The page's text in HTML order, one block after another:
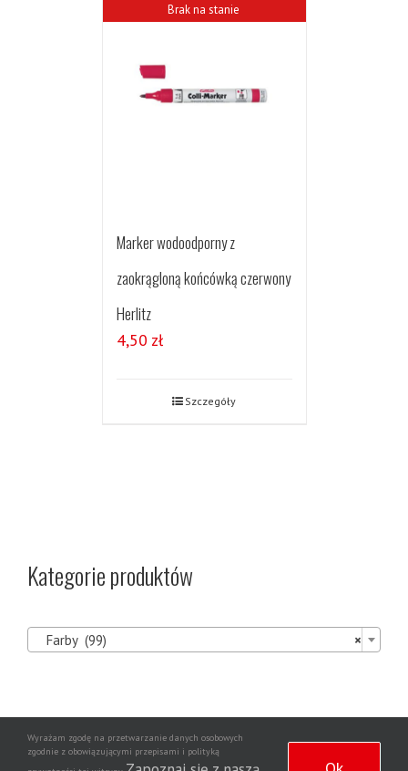
Brak na stanie
Marker wodoodporny z
zaokrągloną końcówką czerwony
Herlitz
4,50 zł
Szczegóły
Kategorie produktów
×
Farby (99)
Copyright 2020 | Wszelkie prawa zastrzeżone | Wdrożenie strony
Wyrażam zgodę na przetwarzanie danych osobowych
zgodnie z obowiązującymi przepisami i polityką